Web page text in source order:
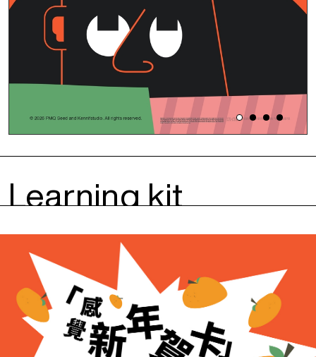
Learning kit
designed by